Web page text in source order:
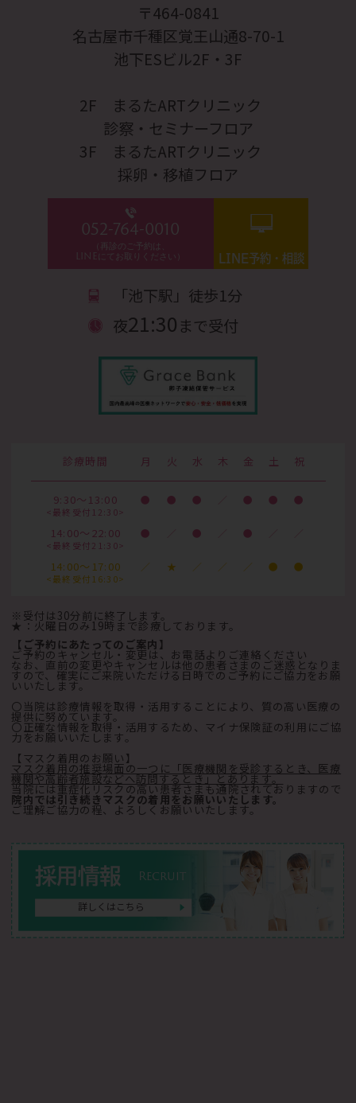
〒464-0841
名古屋市千種区覚王山通8-70-1
池下ESビル2F・3F
2F まるたARTクリニック
診察・セミナーフロア
3F まるたARTクリニック
採卵・移植フロア
052-764-0010
（再診のご予約は、
LINEにてお取りください） LINE予約・相談
「池下駅」徒歩1分
夜21:30 まで受付
診療時間 月 火 水 木 金 土 祝
9:30～13:00
<最終受付12:30>
● ● ● ● ● ●
14:00～22:00
<最終受付21:30>
● ● ●
14:00～17:00
<最終受付16:30>
★ ● ●
※受付は30分前に終了します。
★：火曜日のみ19時まで診療しております。
【ご予約にあたってのご案内】
ご予約のキャンセル・変更は、お電話よりご連絡ください
なお、直前の変更やキャンセルは他の患者さまのご迷惑となりま
すので、確実にご来院いただける日時でのご予約にご協力をお願
いいたします。
〇当院は診療情報を取得・活用することにより、質の高い医療の
提供に努めています。
〇正確な情報を取得・活用するため、マイナ保険証の利用にご協
力をお願いいたします。
【マスク着用のお願い】
マスク着用の推奨場面の一つに「医療機関を受診するとき、医療
機関や高齢者施設などへ訪問するとき」とあります。
当院には重症化リスクの高い患者さまも通院されておりますので
院内では引き続きマスクの着用をお願いいたします。
ご理解ご協力の程、よろしくお願いいたします。
採用情報 Recruit
詳しくはこちら